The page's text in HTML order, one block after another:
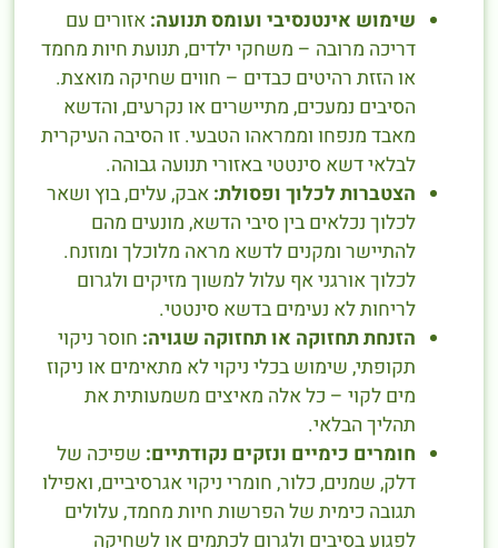
שימוש אינטנסיבי ועומס תנועה: אזורים עם
דריכה מרובה – משחקי ילדים, תנועת חיות מחמד
או הזזת רהיטים כבדים – חווים שחיקה מואצת.
הסיבים נמעכים, מתיישרים או נקרעים, והדשא
מאבד מנפחו וממראהו הטבעי. זו הסיבה העיקרית
לבלאי דשא סינטטי באזורי תנועה גבוהה.
הצטברות לכלוך ופסולת: אבק, עלים, בוץ ושאר
לכלוך נכלאים בין סיבי הדשא, מונעים מהם
להתיישר ומקנים לדשא מראה מלוכלך ומוזנח.
לכלוך אורגני אף עלול למשוך מזיקים ולגרום
לריחות לא נעימים בדשא סינטטי.
הזנחת תחזוקה או תחזוקה שגויה: חוסר ניקוי
תקופתי, שימוש בכלי ניקוי לא מתאימים או ניקוז
מים לקוי – כל אלה מאיצים משמעותית את
תהליך הבלאי.
חומרים כימיים ונזקים נקודתיים: שפיכה של
דלק, שמנים, כלור, חומרי ניקוי אגרסיביים, ואפילו
תגובה כימית של הפרשות חיות מחמד, עלולים
לפגוע בסיבים ולגרום לכתמים או לשחיקה